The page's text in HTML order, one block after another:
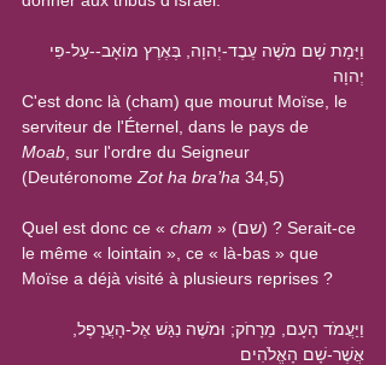
וַיָּמָת שָׁם מֹשֶׁה עֶבֶד-יְהוָה, בְּאֶרֶץ מוֹאָב--עַל-פִּי
יְהוָה
C'est donc là (cham) que mourut Moïse, le
serviteur de l'Éternel, dans le pays de
Moab , sur l'ordre du Seigneur
(Deutéronome Zot ha bra’ha 34,5)
Quel est donc ce « cham » (שם) ? Serait-ce
le même « lointain », ce « là-bas » que
Moïse a déjà visité à plusieurs reprises ?
וַיַּעֲמֹד הָעָם, מֵרָחֹק; וּמֹשֶׁה נִגַּשׁ אֶל-הָעֲרָפֶל,
אֲשֶׁר-שָׁם הָאֱלֹהִים